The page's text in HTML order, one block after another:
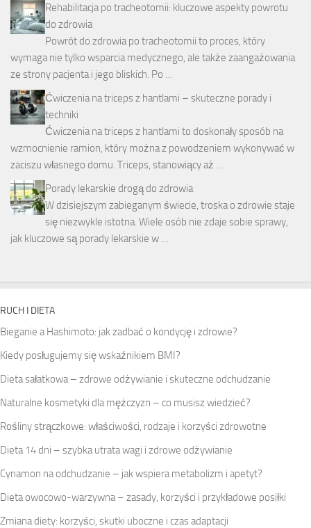
Rehabilitacja po tracheotomii: kluczowe aspekty powrotu
do zdrowia
Powrót do zdrowia po tracheotomii to proces, który
wymaga nie tylko wsparcia medycznego, ale także zaangażowania
ze strony pacjenta i jego bliskich. Po …
Ćwiczenia na triceps z hantlami – skuteczne porady i
techniki
Ćwiczenia na triceps z hantlami to doskonały sposób na
wzmocnienie ramion, który można z powodzeniem wykonywać w
zaciszu własnego domu. Triceps, stanowiący aż …
Porady lekarskie drogą do zdrowia
W dzisiejszym zabieganym świecie, troska o zdrowie staje
się niezwykle istotna. Wiele osób nie zdaje sobie sprawy,
jak kluczowe są porady lekarskie w …
RUCH I DIETA
Bieganie a Hashimoto: jak zadbać o kondycję i zdrowie?
Kiedy posługujemy się wskaźnikiem BMI?
Dieta sałatkowa – zdrowe odżywianie i skuteczne odchudzanie
Naturalne kosmetyki dla mężczyzn – co musisz wiedzieć?
Rośliny strączkowe: właściwości, rodzaje i korzyści zdrowotne
Dieta 14 dni – szybka utrata wagi i zdrowe odżywianie
Cynamon na odchudzanie – jak wspiera metabolizm i apetyt?
Dieta owocowo-warzywna – zasady, korzyści i przykładowe posiłki
Zmiana diety: korzyści, skutki uboczne i czas adaptacji